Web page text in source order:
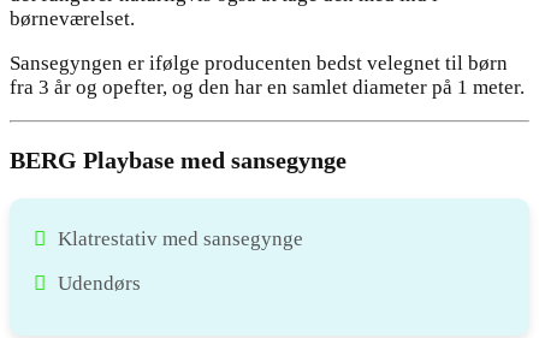
børneværelset.
Sansegyngen er ifølge producenten bedst velegnet til børn
fra 3 år og opefter, og den har en samlet diameter på 1 meter.
BERG Playbase med sansegynge
Klatrestativ med sansegynge
Udendørs